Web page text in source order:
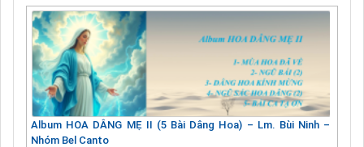
Album HOA DÂNG MẸ II (5 Bài Dâng Hoa) – Lm. Bùi Ninh –
Nhóm Bel Canto